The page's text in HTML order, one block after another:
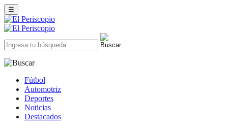
☰
Fútbol
Automotriz
Deportes
Noticias
Destacados